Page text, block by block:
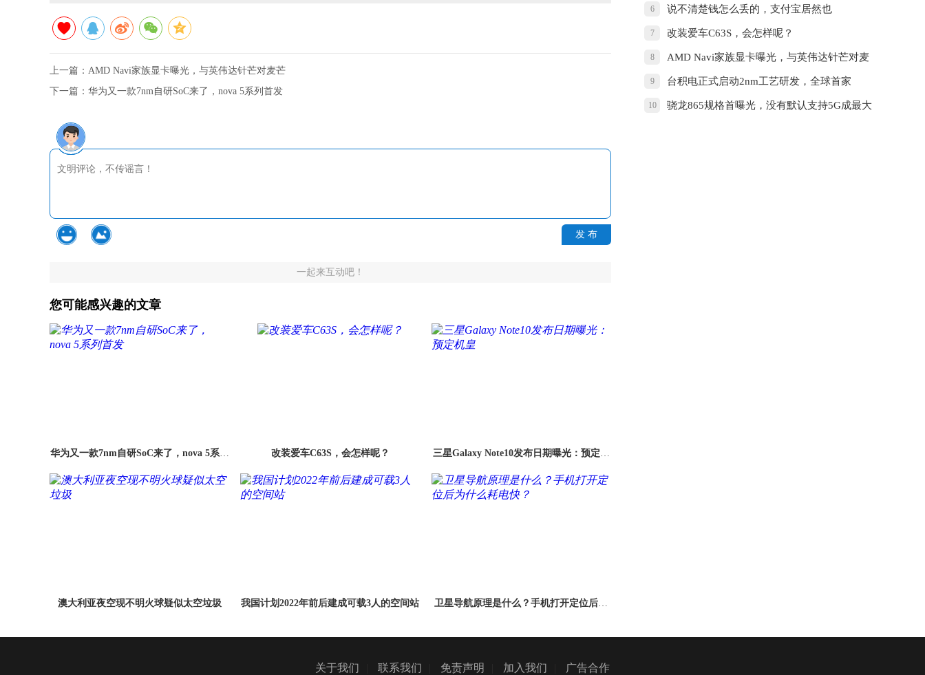
上一篇： AMD Navi家族显卡曝光，与英伟达针芒对麦芒
下一篇： 华为又一款7nm自研SoC来了，nova 5系列首发
发 布
一起来互动吧！
您可能感兴趣的文章
华为又一款7nm自研SoC来了，nova 5系列
改装爱车C63S，会怎样呢？
三星Galaxy Note10发布日期曝光：预定机
澳大利亚夜空现不明火球疑似太空垃圾 我国计划2022年前后建成可载3人的空间站
卫星导航原理是什么？手机打开定位后为
6 说不清楚钱怎么丢的，支付宝居然也
赔。。。。
7 改装爱车C63S，会怎样呢？
8 AMD Navi家族显卡曝光，与英伟达针芒对麦
芒
9 台积电正式启动2nm工艺研发，全球首家
10 骁龙865规格首曝光，没有默认支持5G成最大
关于我们 联系我们 免责声明 加入我们 广告合作